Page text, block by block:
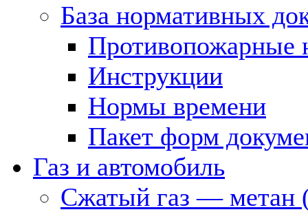
База нормативных
Противопожарные
Инструкции
Нормы времени
Пакет форм
Газ и автомобиль
Сжатый газ — метан